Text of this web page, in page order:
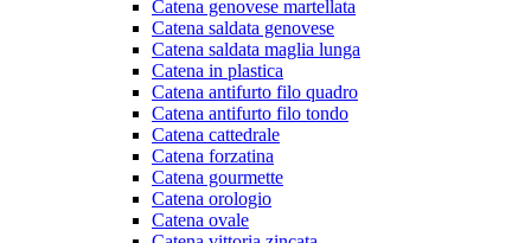
Catena genovese martellata
Catena saldata genovese
Catena saldata maglia lunga
Catena in plastica
Catena antifurto filo quadro
Catena antifurto filo tondo
Catena cattedrale
Catena forzatina
Catena gourmette
Catena orologio
Catena ovale